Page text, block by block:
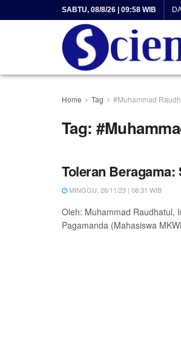
SABTU, 08/8/26 | 09:58 WIB
Home Tag #Muhammad
Tag:
Toleran
MINGGU, 26/11/23 | 08:31 WIB
Oleh: Muhammad Raudhatul,
Pagamanda (Mahasiswa